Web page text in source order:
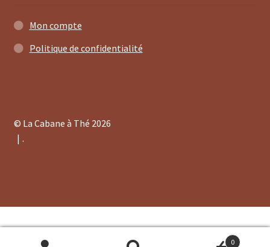
Mon compte
Politique de confidentialité
© La Cabane à Thé 2026
.
0